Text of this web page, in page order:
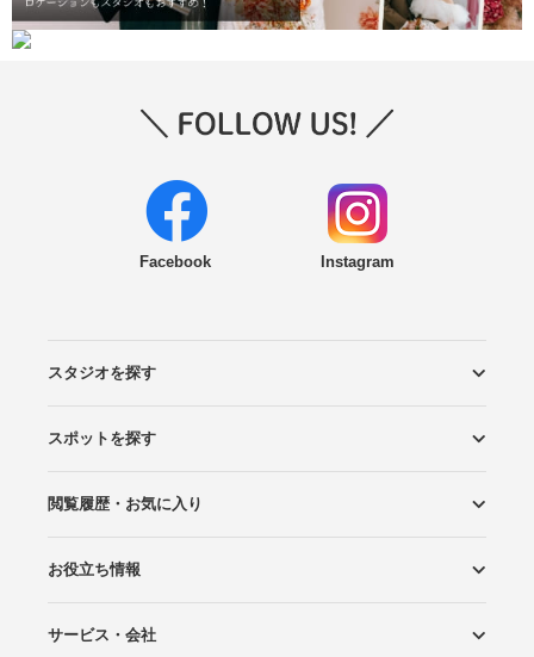
Facebook Instagram
スタジオを探す
エリアから探す
こだわりから探す
NEW PHOTO STYLE
プランから探す
フォトタイプ診断
フォトグラファーから探す
国内リゾートから探す
スポットを探す
ロケーションから探す
スタジオから探す
閲覧履歴・お気に入り
閲覧スタジオ
お気に入り
お役立ち情報
Wedding Photo マガジン
はじめてガイド
サービス・会社